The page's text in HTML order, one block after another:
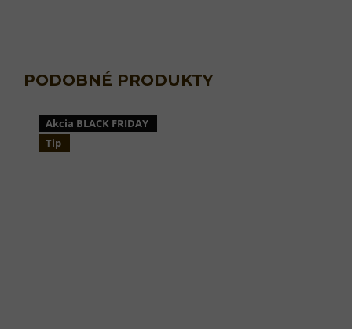
Akcia BLACK FRIDAY
Tip